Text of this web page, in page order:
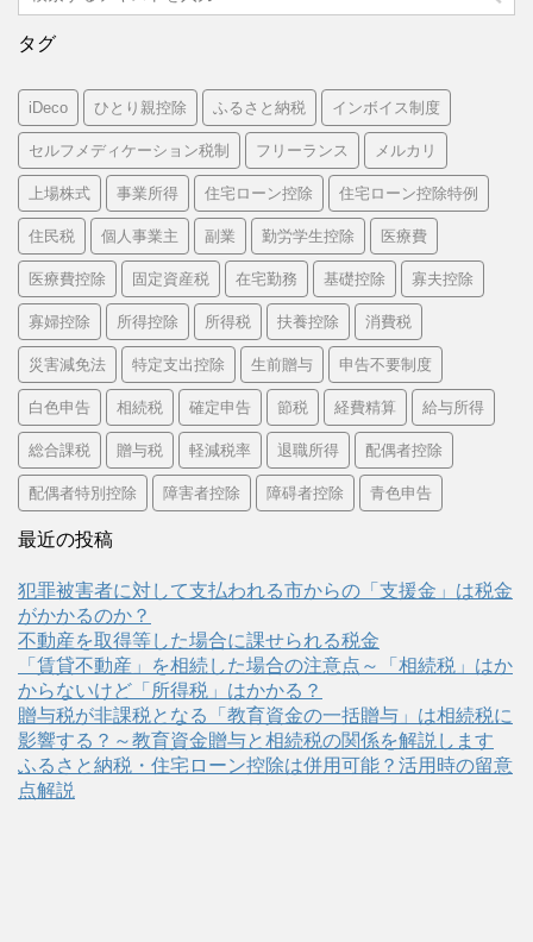
タグ
iDeco ひとり親控除 ふるさと納税 インボイス制度
セルフメディケーション税制 フリーランス メルカリ
上場株式 事業所得 住宅ローン控除 住宅ローン控除特例
住民税 個人事業主 副業 勤労学生控除 医療費
医療費控除 固定資産税 在宅勤務 基礎控除 寡夫控除
寡婦控除 所得控除 所得税 扶養控除 消費税
災害減免法 特定支出控除 生前贈与 申告不要制度
白色申告 相続税 確定申告 節税 経費精算 給与所得
総合課税 贈与税 軽減税率 退職所得 配偶者控除
配偶者特別控除 障害者控除 障碍者控除 青色申告
最近の投稿
犯罪被害者に対して支払われる市からの「支援金」は税金
がかかるのか？
不動産を取得等した場合に課せられる税金
「賃貸不動産」を相続した場合の注意点～「相続税」はか
からないけど「所得税」はかかる？
贈与税が非課税となる「教育資金の一括贈与」は相続税に
影響する？～教育資金贈与と相続税の関係を解説します
ふるさと納税・住宅ローン控除は併用可能？活用時の留意
点解説